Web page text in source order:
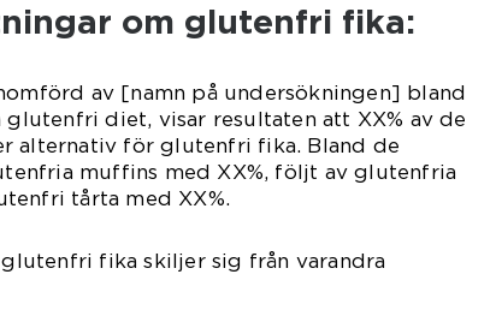
om glutenfri fika:
av [namn på undersökningen] bland
diet, visar resultaten att XX% av de
alternativ för glutenfri fika. Bland de
muffins med XX%, följt av glutenfria
tårta med XX%.
fika skiljer sig från varandra